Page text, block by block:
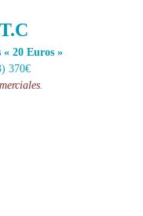
« 20 Euros »
370€
.